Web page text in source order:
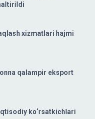
xizmatlari hajmi
qalampir eksport
ko‘rsatkichlari